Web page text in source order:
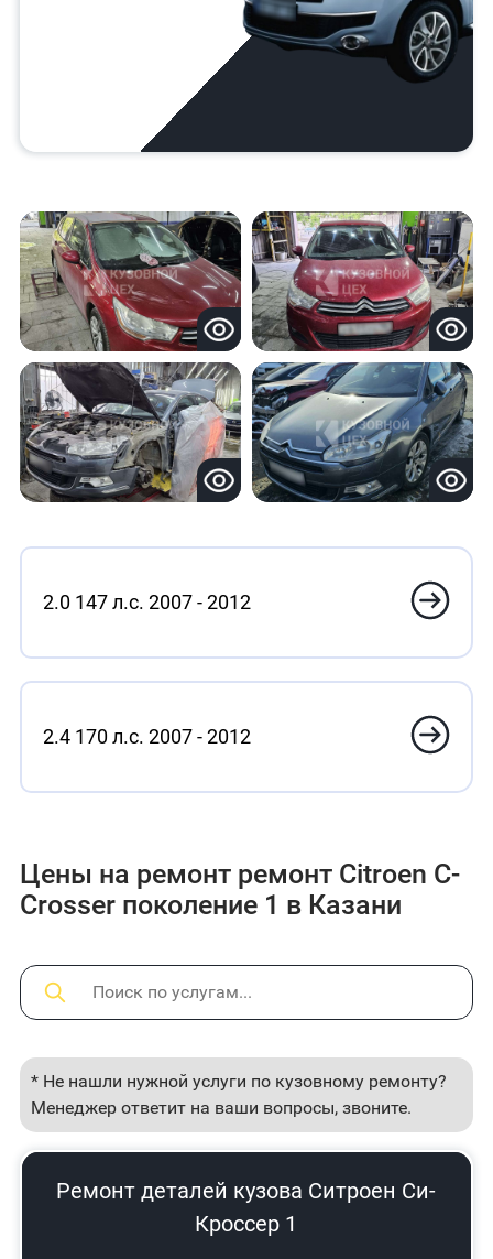
2.0 147 л.с. 2007 - 2012
2.4 170 л.с. 2007 - 2012
Цены на ремонт ремонт Citroen C-
Crosser поколение 1 в Казани
* Не нашли нужной услуги по кузовному ремонту?
Менеджер ответит на ваши вопросы, звоните.
Ремонт деталей кузова Ситроен Си-
Кроссер 1